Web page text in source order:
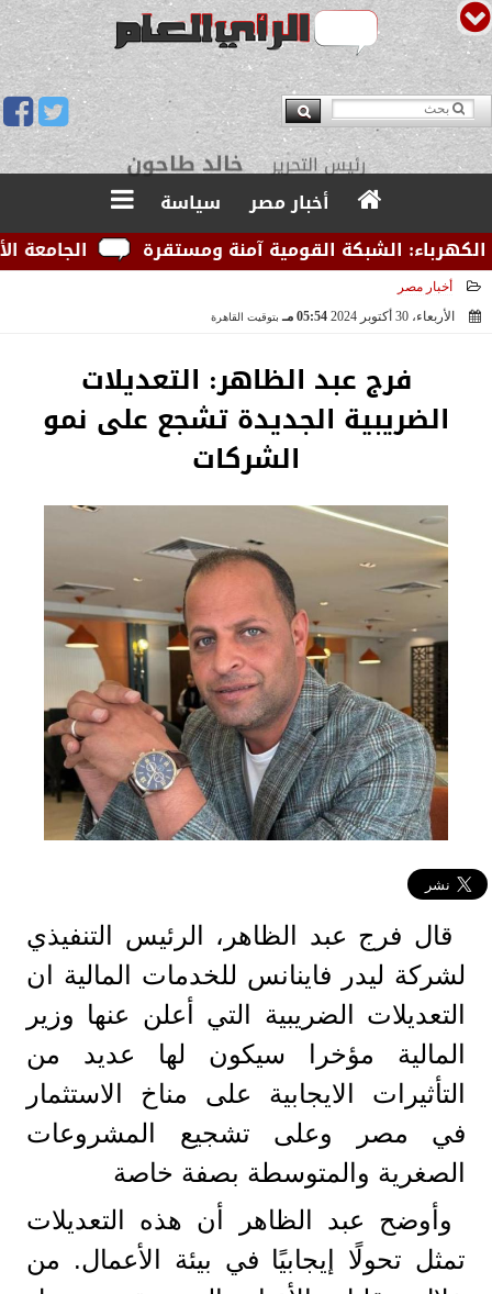
مدير التحرير يوسف قبودان
أخبار مصر
سياسة
الجامعة
الشبكة القومية آمنة ومستقرة
أخبار مصر
الأربعاء، 30 أكتوبر 2024
05:54 مـ بتوقيت القاهرة
فرج عبد الظاهر: التعديلات
الضريبية الجديدة تشجع على نمو
الشركات
قال فرج عبد الظاهر، الرئيس التنفيذي
لشركة ليدر فاينانس للخدمات المالية ان
التعديلات الضريبية التي أعلن عنها وزير
المالية مؤخرا سيكون لها عديد من
التأثيرات الايجابية على مناخ الاستثمار
في مصر وعلى تشجيع المشروعات
الصغرية والمتوسطة بصفة خاصة
وأوضح عبد الظاهر أن هذه التعديلات
تمثل تحولًا إيجابيًا في بيئة الأعمال. من